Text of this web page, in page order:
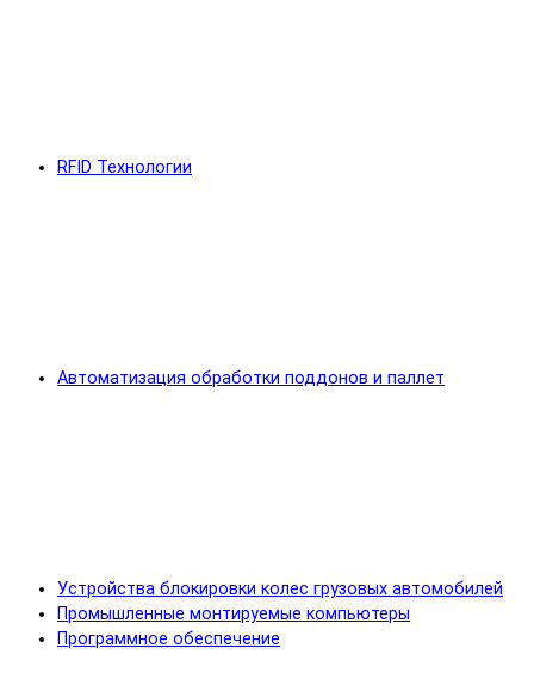
RFID Технологии
Автоматизация обработки поддонов и паллет
Устройства блокировки колес грузовых автомобилей
Промышленные монтируемые компьютеры
Программное обеспечение